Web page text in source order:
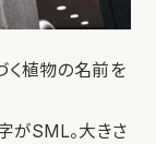
く植物の名前を
がSML。大きさ